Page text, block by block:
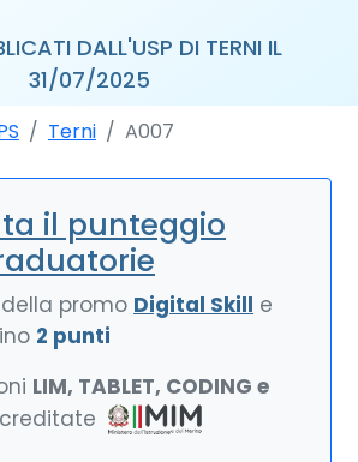
DALL'USP DI TERNI IL
31/07/2025
Terni A007
il punteggio
promo Digital Skill e
2 punti
LIM, TABLET, CODING e